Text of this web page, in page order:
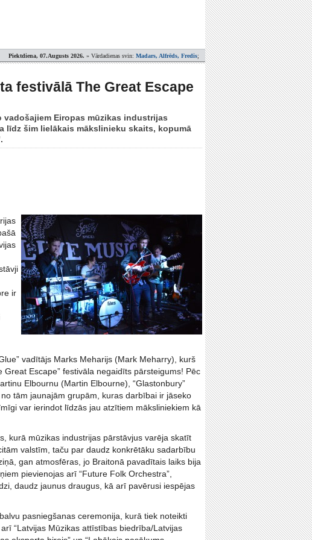
Piektdiena, 07.Augusts 2026. » Vārdadienas svin: Madars, Alfrēds, Fredis;
festivālā The Great Escape
Eiropas mūzikas industrijas
līdz šim lielākais mākslinieku skaits, kopumā
ir
vadītājs Marks Meharijs (Mark Meharry), kurš
Great Escape” festivāla negaidīts pārsteigums! Pēc
Elbournu (Martin Elbourne), “Glastonbury”
tām jaunajām grupām, kuras darbībai ir jāseko
var ierindot līdzās jau atzītiem māksliniekiem kā
kurā mūzikas industrijas pārstāvjus varēja skatīt
valstīm, taču par daudz konkrētāku sadarbību
gan atmosfēras, jo Braitonā pavadītais laiks bija
pievienojas arī “Future Folk Orchestra”,
daudz jaunus draugus, kā arī pavērusi iespējas
pasniegšanas ceremonija, kurā tiek noteikti
“Latvijas Mūzikas attīstības biedrība/Latvijas